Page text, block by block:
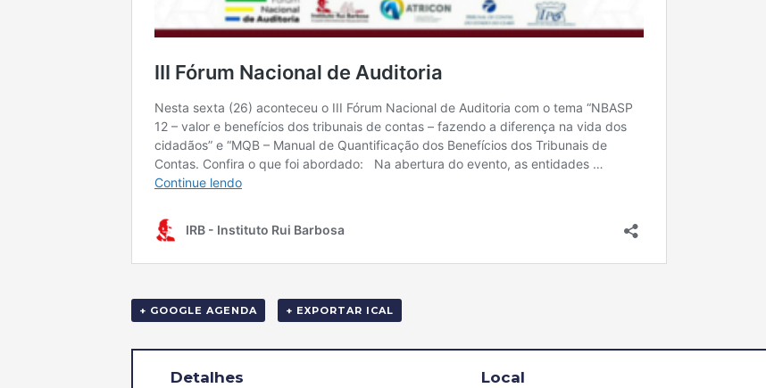
+ GOOGLE AGENDA + EXPORTAR ICAL
Detalhes Local